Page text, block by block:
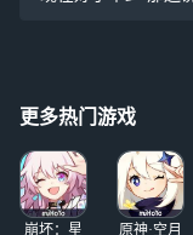
与ta的邂逅是在
更多热门游戏
崩坏：星
原神·空月